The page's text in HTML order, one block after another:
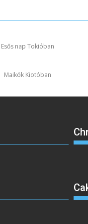
Esős nap Tokióban
Maikók Kiotóban